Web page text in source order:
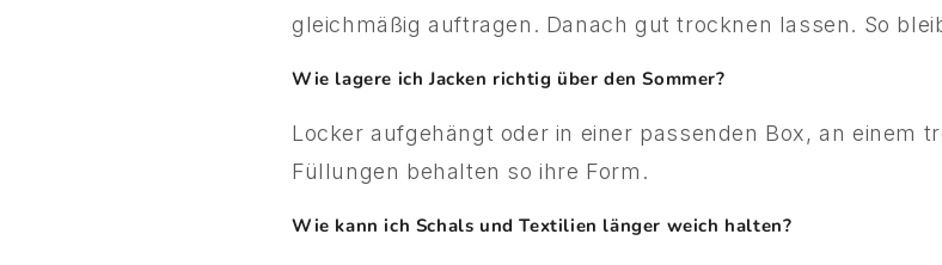
gleichmäßig auftragen. Danach gut trocknen lassen. So
Wie lagere ich Jacken richtig über den Sommer?
Locker aufgehängt oder in einer passenden Box, an einem
Füllungen behalten so ihre Form.
Wie kann ich Schals und Textilien länger weich halten?